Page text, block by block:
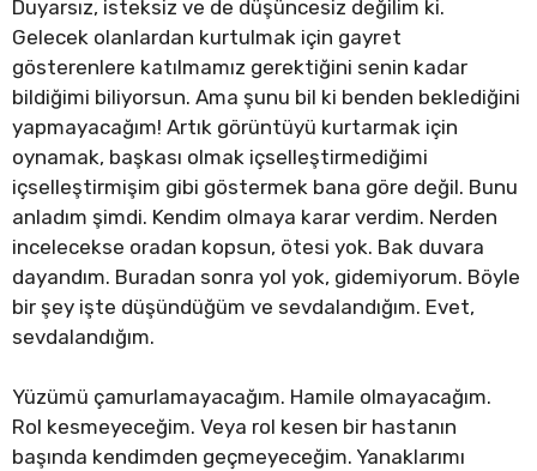
Duyarsız, isteksiz ve de düşüncesiz değilim ki.
Gelecek olanlardan kurtulmak için gayret
gösterenlere katılmamız gerektiğini senin kadar
bildiğimi biliyorsun. Ama şunu bil ki benden beklediğini
yapmayacağım! Artık görüntüyü kurtarmak için
oynamak, başkası olmak içselleştirmediğimi
içselleştirmişim gibi göstermek bana göre değil. Bunu
anladım şimdi. Kendim olmaya karar verdim. Nerden
incelecekse oradan kopsun, ötesi yok. Bak duvara
dayandım. Buradan sonra yol yok, gidemiyorum. Böyle
bir şey işte düşündüğüm ve sevdalandığım. Evet,
sevdalandığım.
Yüzümü çamurlamayacağım. Hamile olmayacağım.
Rol kesmeyeceğim. Veya rol kesen bir hastanın
başında kendimden geçmeyeceğim. Yanaklarımı